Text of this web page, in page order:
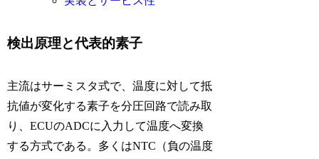
検出原理と代表的素子
主流はサーミスタ式で、温度に対して抵
抗値が変化する素子を分圧回路で読み取
り、ECUのADCに入力して温度へ変換
する方式である。多くはNTC（負の温度